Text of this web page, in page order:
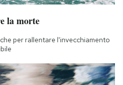
la morte
per rallentare l'invecchiamento